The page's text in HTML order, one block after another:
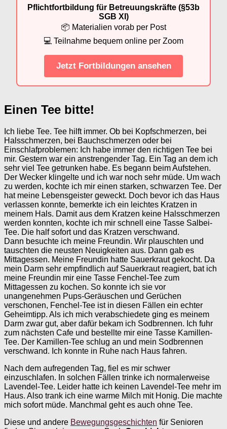
Pflichtfortbildung für Betreuungskräfte (§53b
SGB XI)
📦 Materialien vorab per Post
💻 Teilnahme bequem online per Zoom
Jetzt Fortbildungen ansehen
Einen Tee bitte!
Ich liebe Tee. Tee hilft immer. Ob bei Kopfschmerzen, bei
Halsschmerzen, bei Bauchschmerzen oder bei
Einschlafproblemen: Ich habe immer den richtigen Tee bei
mir. Gestern war ein anstrengender Tag. Ein Tag an dem ich
sehr viel Tee getrunken habe. Es begann beim Aufstehen.
Der Wecker klingelte und ich war noch sehr müde. Um wach
zu werden, kochte ich mir einen starken, schwarzen Tee. Der
hat meine Lebensgeister geweckt. Doch bevor ich das Haus
verlassen konnte, bemerkte ich ein leichtes Kratzen in
meinem Hals. Damit aus dem Kratzen keine Halsschmerzen
werden konnten, kochte ich mir schnell eine Tasse Salbei-
Tee. Die half sofort und das Kratzen verschwand.
Dann besuchte ich meine Freundin. Wir plauschten und
tauschten die neusten Neuigkeiten aus. Dann gab es
Mittagessen. Meine Freundin hatte Sauerkraut gekocht. Da
mein Darm sehr empfindlich auf Sauerkraut reagiert, bat ich
meine Freundin mir eine Tasse Fenchel-Tee zum
Mittagessen zu kochen. So konnte ich sie vor
unangenehmen Pups-Geräuschen und Gerüchen
verschonen, Fenchel-Tee ist in diesen Fällen ein echter
Geheimtipp. Als ich mich verabschiedete ging es meinem
Darm zwar gut, aber dafür bekam ich Sodbrennen. Ich fuhr
zum nächsten Cafe und bestellte mir eine Tasse Kamillen-
Tee. Der Kamillen-Tee schlug an und mein Sodbrennen
verschwand. Ich konnte in Ruhe nach Haus fahren.
Nach dem aufregenden Tag, fiel es mir schwer
einzuschlafen. In solchen Fällen trinke ich normalerweise
Lavendel-Tee. Leider hatte ich keinen Lavendel-Tee mehr im
Haus. Also trank ich eine warme Milch mit Honig. Die machte
mich sofort müde. Manchmal geht es auch ohne Tee.
Diese und andere Bewegungsgeschichten für Senioren